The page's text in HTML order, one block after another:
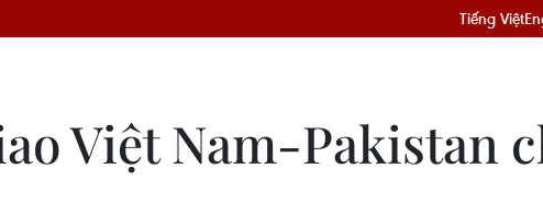
Tiếng Việt
Việt Nam-Pakistan